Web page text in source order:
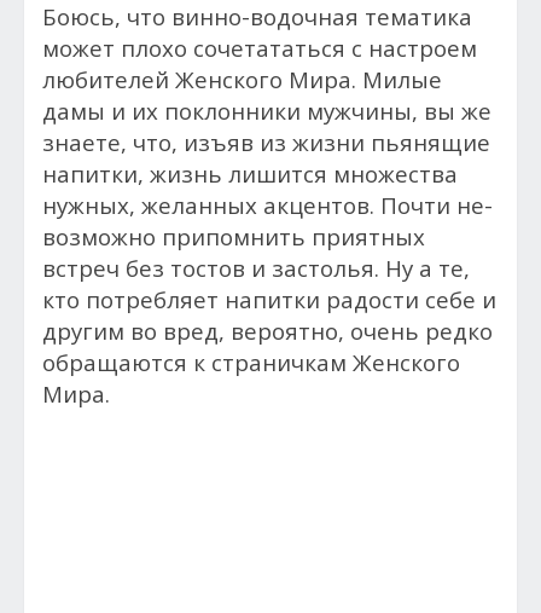
Бо­юсь, что вин­но-во­доч­ная те­мати­ка
может пло­хо со­чета­тать­ся с настроем
любителей Женского Мира. Милые
дамы и их поклонники мужчины, вы же
знаете, что, изъяв из жизни пьянящие
напитки, жизнь лишится множества
нужных, желанных акцентов. Поч­ти не­
воз­можно припомнить при­ят­ных
встреч без тос­тов и зас­толья. Ну а те,
кто потребляет напитки радости себе и
другим во вред, вероятно, очень редко
обращаются к страничкам Женского
Мира.